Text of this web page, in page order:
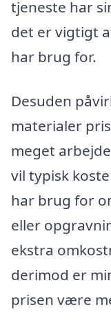
tjeneste har
det er vigtigt
har brug for.
Desuden
materialer
meget
vil typisk
har brug for
eller
ekstra
derimod er
prisen være